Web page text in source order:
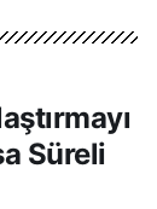
Süreli